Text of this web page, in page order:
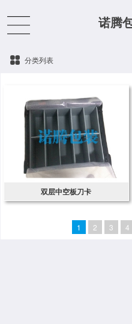
诺腾
分类列表
双层中空板刀卡
1 2 3 4